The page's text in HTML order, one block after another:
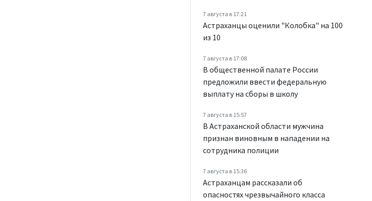
7 августа в 17:21
Астраханцы оценили "Колобка" на 100
из 10
7 августа в 17:08
В общественной палате России
предложили ввести федеральную
выплату на сборы в школу
7 августа в 15:57
В Астраханской области мужчина
признан виновным в нападении на
сотрудника полиции
7 августа в 15:36
Астраханцам рассказали об
опасностях чрезвычайного класса